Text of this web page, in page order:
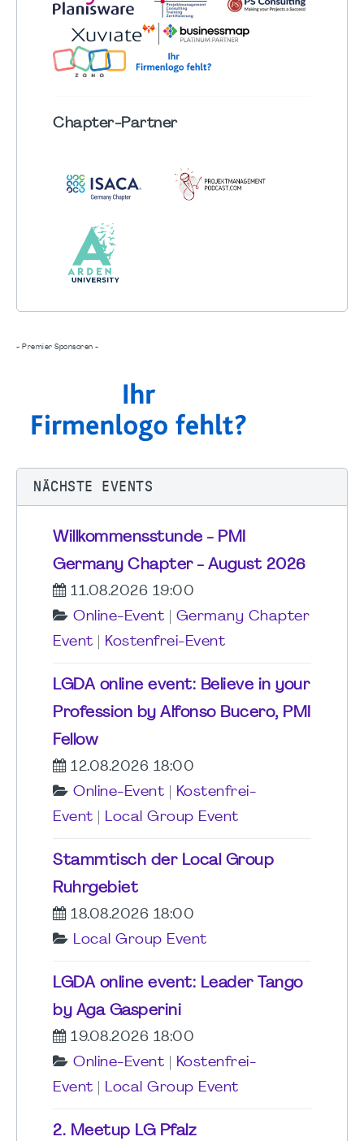
Chapter-Partner
- Premier Sponsoren -
NÄCHSTE EVENTS
Willkommensstunde - PMI
Germany Chapter - August 2026
11.08.2026 19:00
Online-Event
Germany Chapter
Event
Kostenfrei-Event
LGDA online event: Believe in your
Profession by Alfonso Bucero, PMI
Fellow
12.08.2026 18:00
Online-Event
Kostenfrei-
Event
Local Group Event
Stammtisch der Local Group
Ruhrgebiet
18.08.2026 18:00
Local Group Event
LGDA online event: Leader Tango
by Aga Gasperini
19.08.2026 18:00
Online-Event
Kostenfrei-
Event
Local Group Event
2. Meetup LG Pfalz